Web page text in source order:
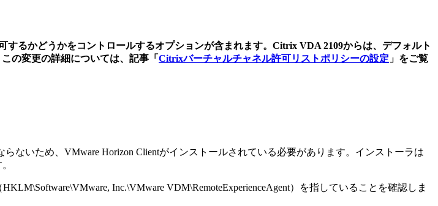
るかどうかをコントロールするオプションが含まれます。Citrix VDA 2109からは、デフォルト
の変更の詳細については、記事「 Citrixバーチャルチャネル許可リストポリシーの設定 」をご覧
ないため、VMware Horizon Clientがインストールされている必要があります。インストーラは
Inc.\VMware VDM\RemoteExperienceAgent）を指していることを確認しま